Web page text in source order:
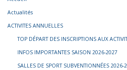
Actualités
ACTIVITES ANNUELLES
TOP DÉPART DES INSCRIPTIONS AUX
INFOS IMPORTANTES SAISON 2026-2027
SALLES DE SPORT SUBVENTIONNÉES 2026-